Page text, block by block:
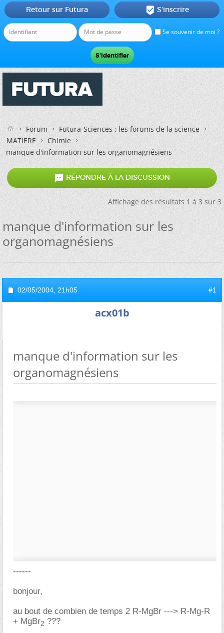
Se souvenir de moi ?
Retour sur Futura  S'inscrire
Forum
Futura-Sciences : les forums de la science
MATIERE
Chimie
manque d'information sur les organomagnésiens
 RÉPONDRE À LA DISCUSSION
Affichage des résultats 1 à 3 sur 3
manque d'information sur les
organomagnésiens
02/05/2004, 21h05 #1
acx01b
manque d'information sur les
organomagnésiens
------
bonjour,
au bout de combien de temps 2 R-MgBr ---> R-Mg-R
+ MgBr2 ???